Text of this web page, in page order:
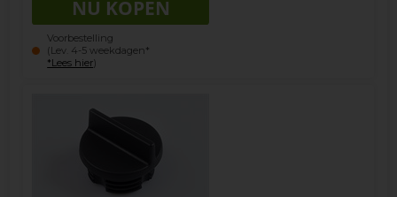
Voorbestelling
(Lev. 4-5 weekdagen*
*Lees hier)